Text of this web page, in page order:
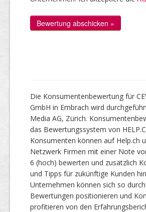
Die Konsumentenbewertung für
GmbH in Embrach wird
Media AG, Zürich.
das Bewertungssystem von
Konsumenten können auf Help.ch
Netzwerk Firmen mit einer Note
6 (hoch) bewerten und zusätzlich
und Tipps für zukünftige Kunden
Unternehmen können sich so
Bewertungen positionieren und
profitieren von den